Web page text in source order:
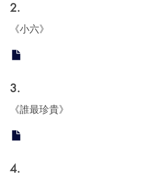
2.
​《小六》
3.
《誰最珍貴》
4.